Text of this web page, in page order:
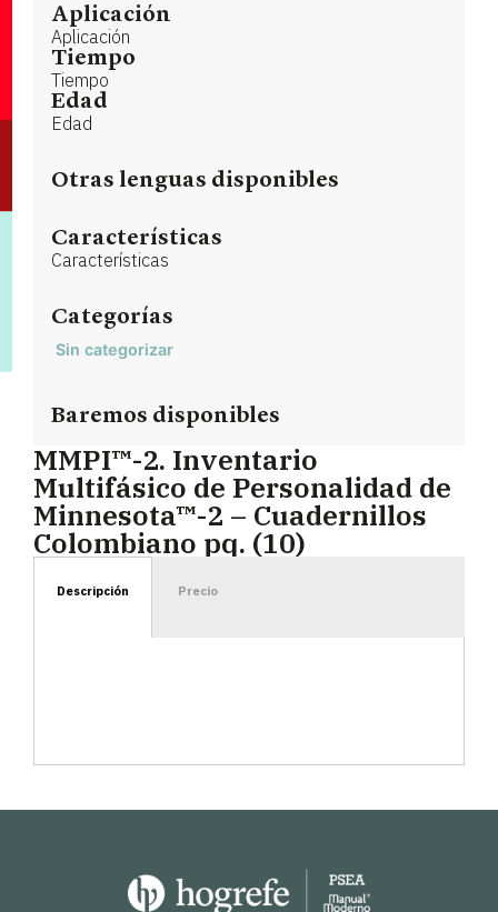
Aplicación
Aplicación
Tiempo
Tiempo
Edad
Edad
Otras lenguas disponibles
Características
Características
Categorías
Sin categorizar
Baremos disponibles
MMPI™-2. Inventario
Multifásico de Personalidad de
Minnesota™-2 – Cuadernillos
Colombiano pq. (10)
Descripción Precio